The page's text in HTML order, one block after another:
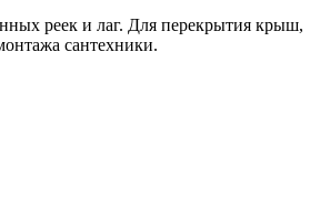
реек и лаг. Для перекрытия крыш,
сантехники.